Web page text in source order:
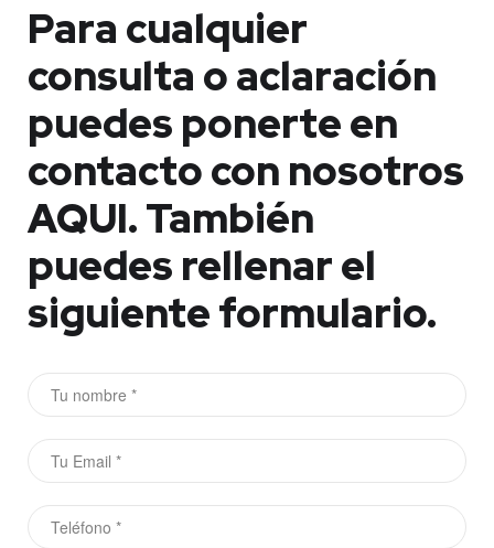
Para cualquier
consulta o aclaración
puedes ponerte en
contacto con nosotros
AQUI.También
puedes rellenar el
siguiente formulario.